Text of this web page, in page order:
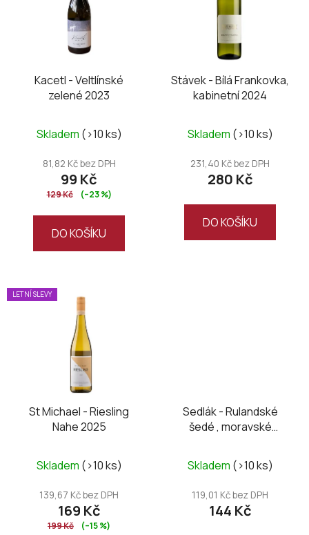
Kacetl - Veltlínské
zelené 2023
Skladem (>10 ks)
81,82 Kč bez DPH
99 Kč
129 Kč (–23 %)
DO KOŠÍKU
Stávek - Bílá Frankovka,
kabinetní 2024
Skladem (>10 ks)
231,40 Kč bez DPH
280 Kč
DO KOŠÍKU
LETNÍ SLEVY
St Michael - Riesling
Nahe 2025
Skladem (>10 ks)
139,67 Kč bez DPH
169 Kč
199 Kč (–15 %)
Sedlák - Rulandské
šedé , moravské
Skladem (>10 ks)
119,01 Kč bez DPH
144 Kč